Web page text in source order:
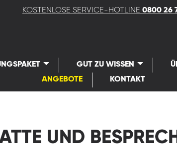
KOSTENLOSE SERVICE-HOTLINE 0800 26
GUT ZU WISSEN
ANGEBOTE
KONTAKT
UND